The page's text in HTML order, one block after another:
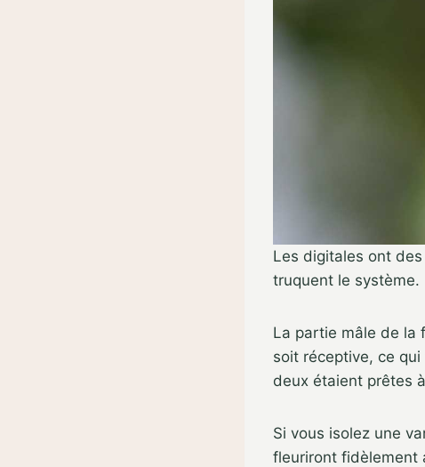
Les digitales ont
truquent le système.
La partie mâle de la
soit réceptive, ce
deux étaient prêtes
Si vous isolez une
fleuriront fidèlement